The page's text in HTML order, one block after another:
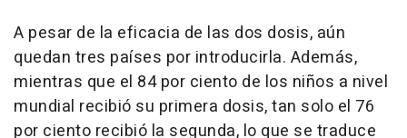
A pesar de la eficacia de las dos dosis, aún
quedan tres países por introducirla. Además,
mientras que el 84 por ciento de los niños a nivel
mundial recibió su primera dosis, tan solo el 76
por ciento recibió la segunda, lo que se traduce